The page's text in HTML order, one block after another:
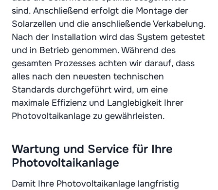
sind. Anschließend erfolgt die Montage der
Solarzellen und die anschließende Verkabelung.
Nach der Installation wird das System getestet
und in Betrieb genommen. Während des
gesamten Prozesses achten wir darauf, dass
alles nach den neuesten technischen
Standards durchgeführt wird, um eine
maximale Effizienz und Langlebigkeit Ihrer
Photovoltaikanlage zu gewährleisten.
Wartung und Service für Ihre
Photovoltaikanlage
Damit Ihre Photovoltaikanlage langfristig